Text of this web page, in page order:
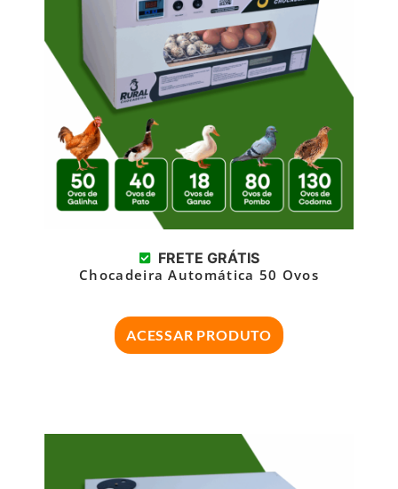
FRETE GRÁTIS
Chocadeira Automática 50 Ovos
ACESSAR PRODUTO